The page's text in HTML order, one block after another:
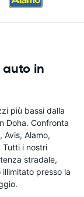
in
più bassi dalla
Doha. Confronta
Alamo,
Tutti i nostri
stradale,
presso la